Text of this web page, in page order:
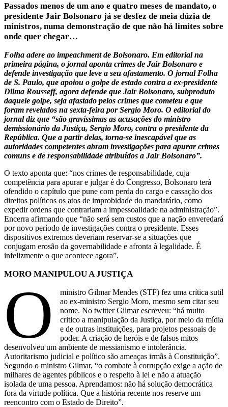
Passados menos de um ano e quatro meses de mandato, o
presidente Jair Bolsonaro já se desfez de meia dúzia de
ministros, numa demonstração de que não há limites sobre
onde quer chegar…
Folha adere ao impeachment de Bolsonaro. Em editorial na
primeira página, o jornal aponta crimes de Jair Bolsonaro e
defende investigação que leve a seu afastamento. O jornal Folha
de S. Paulo, que apoiou o golpe de estado contra a ex-presidente
Dilma Rousseff, agora defende que Jair Bolsonaro, subproduto
daquele golpe, seja afastado pelos crimes que cometeu e que
foram revelados na sexta-feira por Sergio Moro. O editorial do
jornal diz que “são gravíssimas as acusações do ministro
demissionário da Justiça, Sergio Moro, contra o presidente da
República. Que a partir delas, torna-se inescapável que as
autoridades competentes abram investigações para apurar crimes
comuns e de responsabilidade atribuídos a Jair Bolsonaro”.
O texto aponta que: “nos crimes de responsabilidade, cuja
competência para apurar e julgar é do Congresso, Bolsonaro terá
ofendido o capítulo que pune com perda do cargo e cassação dos
direitos políticos os atos de improbidade do mandatário, como
expedir ordens que contrariam a impessoalidade na administração”.
Encerra afirmando que “não será sem custos que a nação enveredará
por novo período de investigações contra o presidente. Esses
dispositivos extremos deveriam reservar-se a situações que
conjugam erosão da governabilidade e afronta à legalidade. É
infelizmente o que acontece agora”.
MORO MANIPULOU A JUSTIÇA
O
ministro Gilmar Mendes (STF) fez uma crítica sutil
ao ex-ministro Sergio Moro, mesmo sem citar seu
nome. No twitter Gilmar escreveu: “há muito
critico a manipulação da Justiça, por meio da mídia
e de outras instituições, para projetos pessoais de
poder. A criação de heróis e de falsos mitos
desenvolveu um ambiente de messianismo e intolerância.
Autoritarismo judicial e político são ameaças irmãs à Constituição”.
Segundo o ministro Gilmar, “o combate à corrupção exige a ação de
milhares de agentes públicos e o respeito à lei e não a atuação
isolada de uma pessoa. Aprendamos: não há solução democrática
fora da virtude política. Que a história recente nos reserve um
reencontro com o Estado de Direito”.